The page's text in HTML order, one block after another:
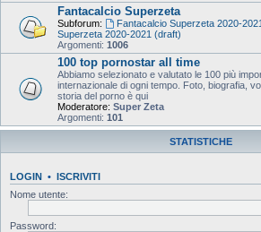
Fantacalcio Superzeta
Subforum: Fantacalcio Superzeta 2020-
Superzeta 2020-2021 (draft)
Argomenti: 1006
100 top pornostar all time
Abbiamo selezionato e valutato le 100 più
internazionale di ogni tempo. Foto, biografia,
storia del porno è qui
Moderatore: Super Zeta
Argomenti: 101
STATISTICHE
LOGIN • ISCRIVITI
Nome utente:
Password: